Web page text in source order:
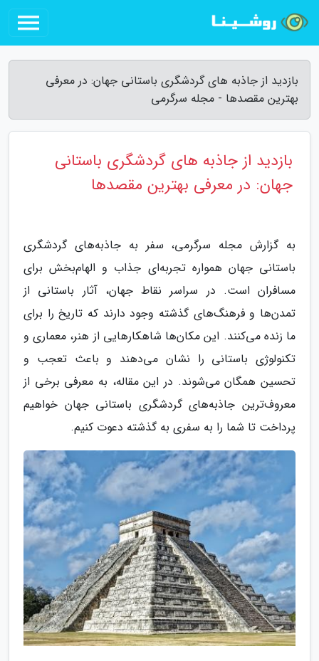
بازدید از جاذبه های گردشگری باستانی جهان: در معرفی
بهترین مقصدها - مجله سرگرمی
بازدید از جاذبه های گردشگری باستانی
جهان: در معرفی بهترین مقصدها
به گزارش مجله سرگرمی، سفر به جاذبه‌های گردشگری
باستانی جهان همواره تجربه‌ای جذاب و الهام‌بخش برای
مسافران است. در سراسر نقاط جهان، آثار باستانی از
تمدن‌ها و فرهنگ‌های گذشته وجود دارند که تاریخ را برای
ما زنده می‌کنند. این مکان‌ها شاهکارهایی از هنر، معماری و
تکنولوژی باستانی را نشان می‌دهند و باعث تعجب و
تحسین همگان می‌شوند. در این مقاله، به معرفی برخی از
معروف‌ترین جاذبه‌های گردشگری باستانی جهان خواهیم
پرداخت تا شما را به سفری به گذشته دعوت کنیم.